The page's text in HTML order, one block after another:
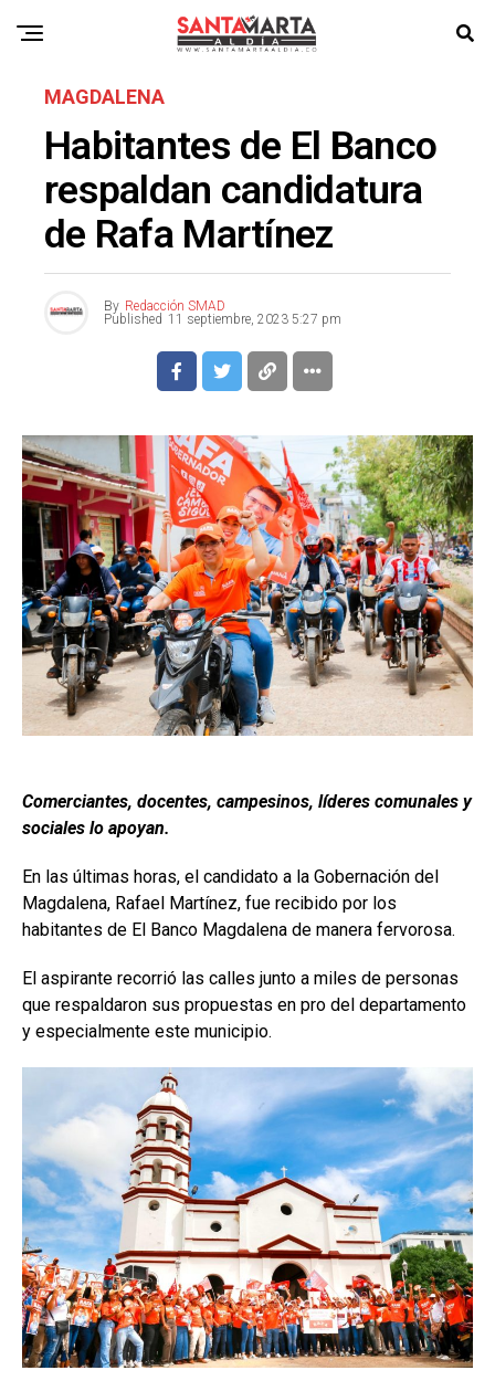
MAGDALENA
Habitantes de El Banco
respaldan candidatura
de Rafa Martínez
By Redacción SMAD
Published 11 septiembre, 2023 5:27 pm
Comerciantes, docentes, campesinos, líderes comunales y
sociales lo apoyan.
En las últimas horas, el candidato a la Gobernación del
Magdalena, Rafael Martínez, fue recibido por los
habitantes de El Banco Magdalena de manera fervorosa.
El aspirante recorrió las calles junto a miles de personas
que respaldaron sus propuestas en pro del departamento
y especialmente este municipio.